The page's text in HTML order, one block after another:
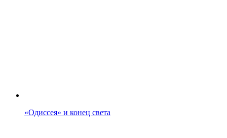
«Одиссея» и конец света